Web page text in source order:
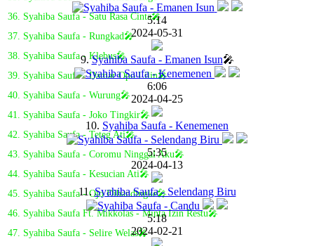
36. Syahiba Saufa - Satu Rasa Cinta🎤
37. Syahiba Saufa - Rungkad🎤
38. Syahiba Saufa - Klebus🎤
39. Syahiba Saufa - Damar Opo Lilin🎤
40. Syahiba Saufa - Wurung🎤
41. Syahiba Saufa - Joko Tingkir🎤
42. Syahiba Saufa - Teteg Ati🎤
43. Syahiba Saufa - Coromu Ninggal Aku🎤
44. Syahiba Saufa - Kesucian Ati🎤
45. Syahiba Saufa - Ojo Dibandingke🎤
46. Syahiba Saufa Ft. Mikkolas - Minta Izin Restu🎤
47. Syahiba Saufa - Selire Welas🎤
5:14
2024-05-31
9.Syahiba Saufa - Emanen Isun🎤
6:06
2024-04-25
10. Syahiba Saufa - Kenemenen
5:35
2024-04-13
11.Syahiba Saufa - Selendang Biru
5:18
2024-02-21